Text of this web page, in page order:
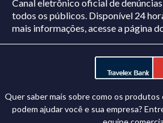
Canal eletrônico oficial de
todos os públicos. Disponível 24
mais informações, acesse a página
Quer saber mais sobre como os produtos
podem ajudar você e sua empresa?